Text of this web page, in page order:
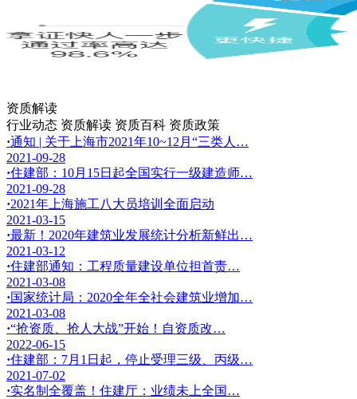
资质解读
行业动态 资质解读 资质百科 资质政策
·通知 | 关于上海市2021年10~12月“三类人…
2021-09-28
·住建部：10月15日起全国实行一级建造师…
2021-09-28
·2021年上海施工八大员培训全面启动
2021-03-15
·最新！2020年建筑业发展统计分析新鲜出…
2021-03-12
·住建部通知：工程质量建设单位担首责…
2021-03-08
·国家统计局：2020全年全社会建筑业增加…
2021-03-08
·“抢资质、抢人大战”开始！自资质改…
2022-06-15
·住建部：7月1日起，停止受理三级、丙级…
2021-07-02
·实名制全覆盖！住建厅：业绩未上全国…